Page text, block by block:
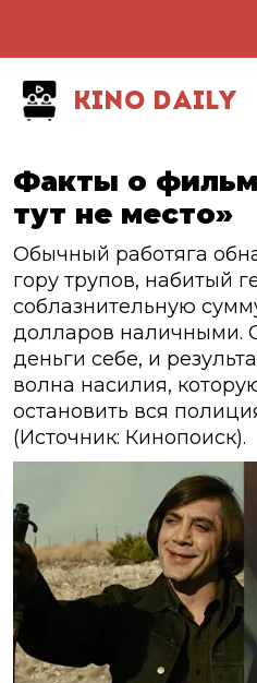
KINO DAILY
Факты о
тут не место»
Обычный работяга
гору трупов, набитый
соблазнительную
долларов наличными.
деньги себе, и
волна насилия,
остановить вся
(Источник: Кинопоиск).